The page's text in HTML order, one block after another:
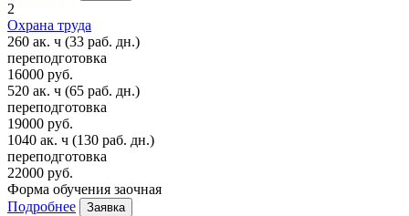
2
Охрана труда
260 ак. ч (33 раб. дн.)
переподготовка
16000 руб.
520 ак. ч (65 раб. дн.)
переподготовка
19000 руб.
1040 ак. ч (130 раб. дн.)
переподготовка
22000 руб.
Форма обучения заочная
Подробнее
Заявка